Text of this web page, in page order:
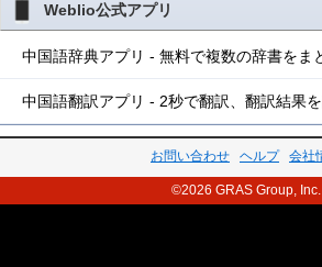
Weblio公式アプリ
中国語辞典アプリ - 無料で複数の辞書をま
中国語翻訳アプリ - 2秒で翻訳、翻訳結果
お問い合わせ ヘルプ 会社
©2026 GRAS Group, Inc.